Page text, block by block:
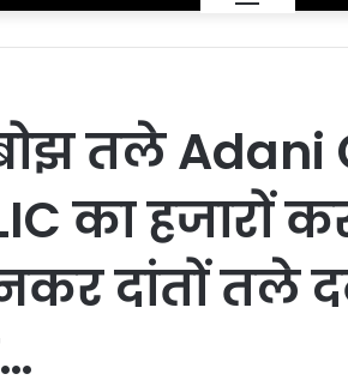
तले Adani
का हजारों
दांतों तले